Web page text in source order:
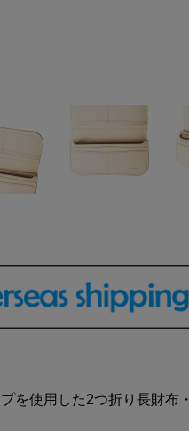
を使用した2つ折り長財布・